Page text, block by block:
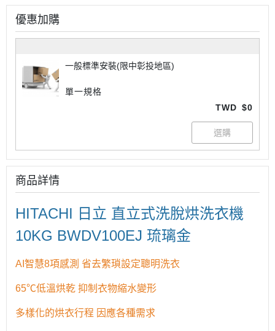
優惠加購
一般標準安裝(限中彰投地區)
單一規格
TWD $0
商品詳情
HITACHI 日立 直立式洗脫烘洗衣機
10KG BWDV100EJ 琉璃金
AI智慧8項感測 省去繁瑣設定聰明洗衣
65℃低溫烘乾 抑制衣物縮水變形
多樣化的烘衣行程 因應各種需求